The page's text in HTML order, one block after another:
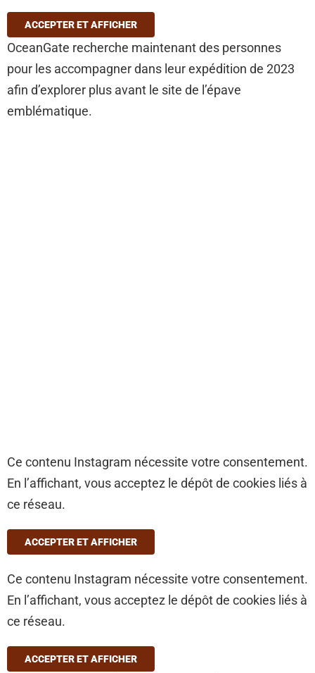
ACCEPTER ET AFFICHER
OceanGate recherche maintenant des personnes
pour les accompagner dans leur expédition de 2023
afin d’explorer plus avant le site de l’épave
emblématique.
Ce contenu Instagram nécessite votre consentement.
En l’affichant, vous acceptez le dépôt de cookies liés à
ce réseau.
ACCEPTER ET AFFICHER
Ce contenu Instagram nécessite votre consentement.
En l’affichant, vous acceptez le dépôt de cookies liés à
ce réseau.
ACCEPTER ET AFFICHER